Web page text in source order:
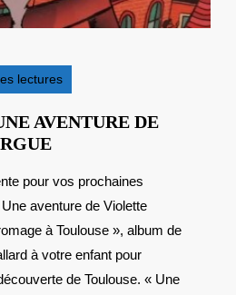
lectures
AVENTURE DE
TOULOUSE
UNE
AVENTURE
DE
VIOLETTE
MIRGUE
aventure de Violette
à Toulouse », album de
à votre enfant pour
de Toulouse. « Une